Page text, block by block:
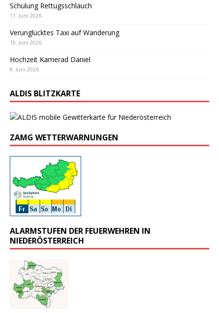
Schulung Rettugsschlauch
11. Juni 2026
Verunglücktes Taxi auf Wanderung
10. Juni 2026
Hochzeit Kamerad Daniel
8. Juni 2026
ALDIS BLITZKARTE
ZAMG WETTERWARNUNGEN
ALARMSTUFEN DER FEUERWEHREN IN
NIEDERÖSTERREICH